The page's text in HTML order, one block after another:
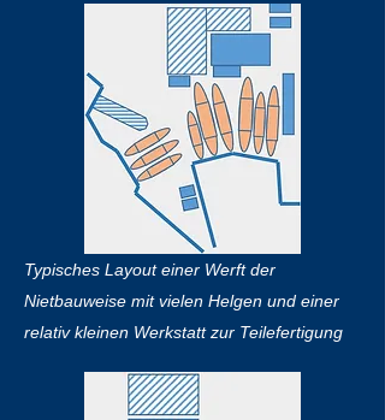
Typisches Layout einer Werft der
Nietbauweise mit vielen Helgen und einer
relativ kleinen Werkstatt zur Teilefertigung